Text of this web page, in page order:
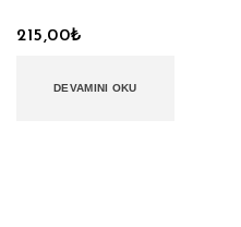
215,00₺
DEVAMINI OKU